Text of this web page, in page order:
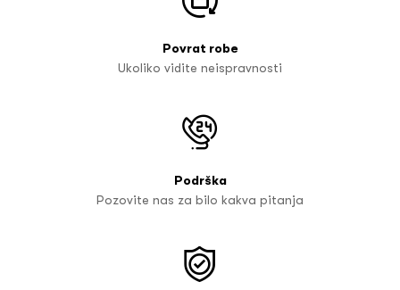
Povrat robe
Ukoliko vidite neispravnosti
Podrška
Pozovite nas za bilo kakva pitanja